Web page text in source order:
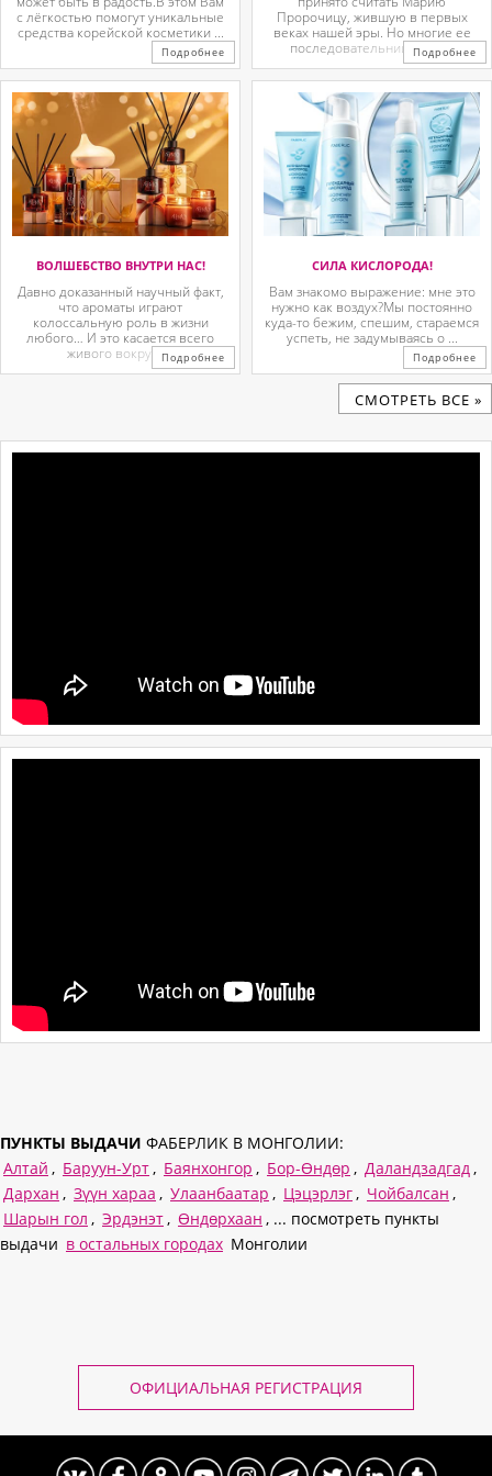
с лёгкостью помогут уникальные
средства корейской косметики ...
Подробнее
Пророчицу, жившую в первых
веках нашей эры. Но многие ее
последовательницы так ...
Подробнее
ВОЛШЕБСТВО ВНУТРИ НАС!
Давно доказанный научный факт,
что ароматы играют
колоссальную роль в жизни
любого… И это касается всего
живого вокруг. ...Подробнее
СИЛА КИСЛОРОДА!
Вам знакомо выражение: мне это
нужно как воздух?Мы постоянно
куда-то бежим, спешим, стараемся
успеть, не задумываясь о ...
Подробнее
CМОТРЕТЬ ВСЕ »
ПУНКТЫ ВЫДАЧИ ФАБЕРЛИК В МОНГОЛИИ:
Алтай , Баруун-Урт , Баянхонгор , Бор-Өндөр , Даландзадгад ,
Дархан , Зүүн хараа , Улаанбаатар , Цэцэрлэг , Чойбалсан ,
Шарын гол , Эрдэнэт , Өндөрхаан , ... посмотреть пункты
выдачи в остальных городах Монголии
ОФИЦИАЛЬНАЯ РЕГИСТРАЦИЯ